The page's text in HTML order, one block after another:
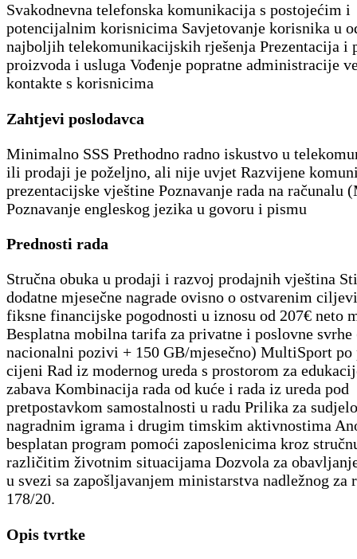
Svakodnevna telefonska komunikacija s postojećim i
potencijalnim korisnicima Savjetovanje korisnika u
najboljih telekomunikacijskih rješenja Prezentacija i
proizvoda i usluga Vođenje popratne administracije
kontakte s korisnicima
Zahtjevi poslodavca
Minimalno SSS Prethodno radno iskustvo u
ili prodaji je poželjno, ali nije uvjet Razvijene
prezentacijske vještine Poznavanje rada na računalu
Poznavanje engleskog jezika u govoru i pismu
Prednosti rada
Stručna obuka u prodaji i razvoj prodajnih vještina
dodatne mjesečne nagrade ovisno o ostvarenim
fiksne financijske pogodnosti u iznosu od 207€ neto
Besplatna mobilna tarifa za privatne i poslovne
nacionalni pozivi + 150 GB/mjesečno) MultiSport po
cijeni Rad iz modernog ureda s prostorom za
zabava Kombinacija rada od kuće i rada iz ureda pod
pretpostavkom samostalnosti u radu Prilika za
nagradnim igrama i drugim timskim aktivnostima
besplatan program pomoći zaposlenicima kroz
različitim životnim situacijama Dozvola za
u svezi sa zapošljavanjem ministarstva nadležnog za
178/20.
Opis tvrtke